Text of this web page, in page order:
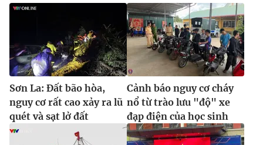
® Cấm sao chép dưới mọi hình thức nếu không có sự chấp
thuận bằng văn bản. Ghi rõ nguồn VTV.vn khi phát hành lại
thông tin từ website này.
Sơn La: Đất bão hòa,
nguy cơ rất cao xảy ra lũ
quét và sạt lở đất
Cảnh báo nguy cơ cháy
nổ từ trào lưu "độ" xe
đạp điện của học sinh